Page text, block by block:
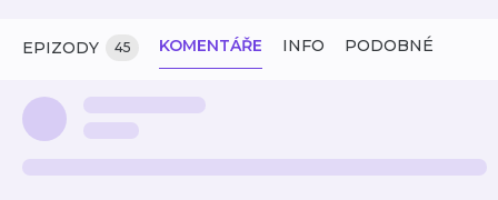
EPIZODY 45 KOMENTÁŘE INFO PODOBNÉ